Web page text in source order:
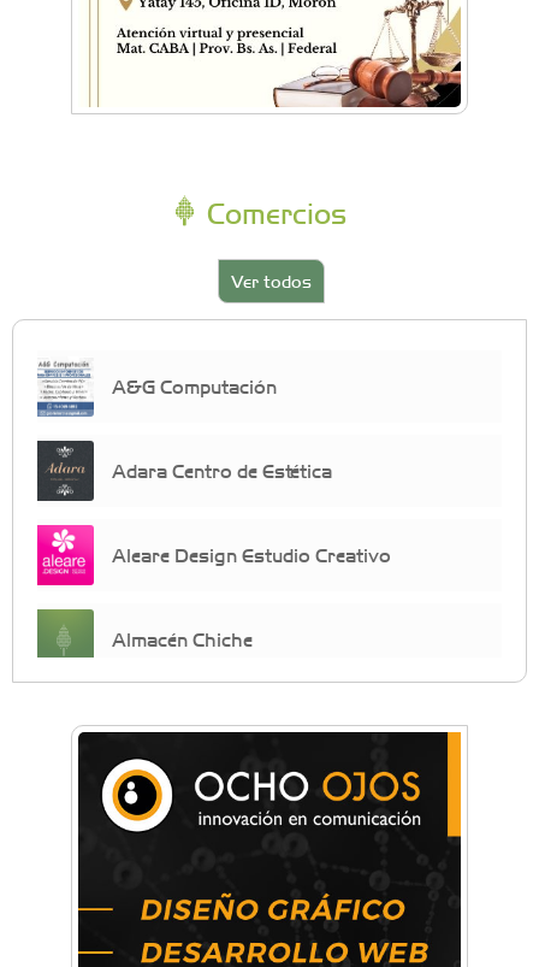
Comercios
Ver todos
A&G Computación
Adara Centro de Estética
Aleare Design Estudio Creativo
Almacén Chiche
crecimiento personal
Arq. Horacio Alejandro Sánchez
Artística ApasionArte